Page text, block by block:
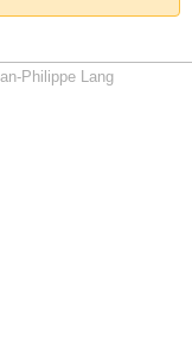
Philippe Lang